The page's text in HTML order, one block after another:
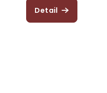
Detail